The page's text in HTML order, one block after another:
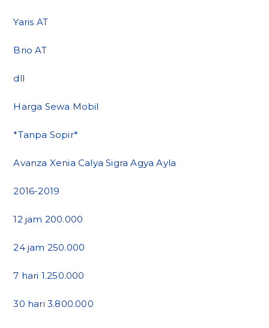
Yaris AT
Brio AT
dll
Harga Sewa Mobil
*Tanpa Sopir*
Avanza Xenia Calya Sigra Agya Ayla
2016-2019
12 jam 200.000
24 jam 250.000
7 hari 1.250.000
30 hari 3.800.000